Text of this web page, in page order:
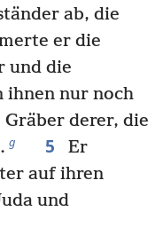
ab, die
er die
und die
ihnen nur noch
derer, die
g 5
Er
auf ihren
und